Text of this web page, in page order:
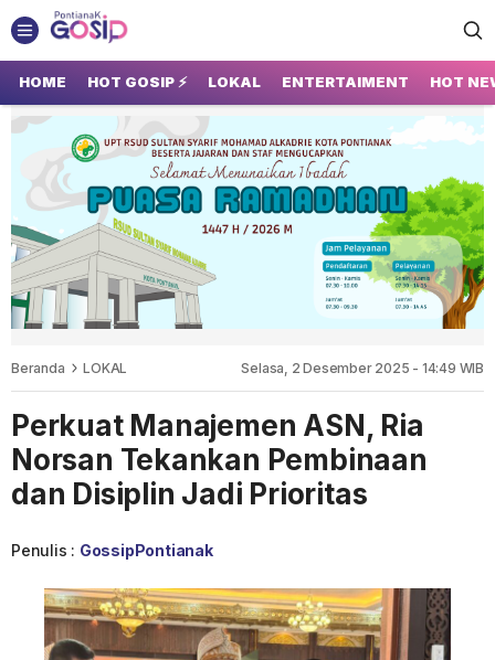
GOSIP PONTIANAK
Tempatnya Gosip Terupdate Pontianak
HOME HOT GOSIP ⚡ LOKAL ENTERTAIMENT HOT
Beranda LOKAL Selasa, 2 Desember 2025 - 14:49 WIB
Perkuat Manajemen ASN, Ria
Norsan Tekankan Pembinaan
dan Disiplin Jadi Prioritas
Penulis : GossipPontianak